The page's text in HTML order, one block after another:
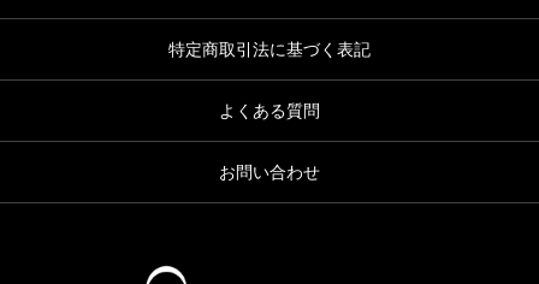
特定商取引法に基づく表記
よくある質問
お問い合わせ